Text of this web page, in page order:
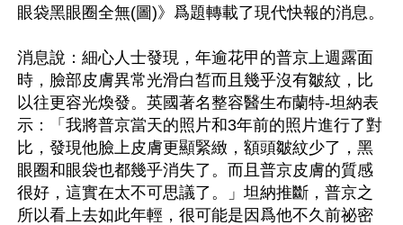
眼袋黑眼圈全無(圖)》爲題轉載了現代快報的消息。
消息說：細心人士發現，年逾花甲的普京上週露面
時，臉部皮膚異常光滑白皙而且幾乎沒有皺紋，比
以往更容光煥發。英國著名整容醫生布蘭特-坦納表
示：「我將普京當天的照片和3年前的照片進行了對
比，發現他臉上皮膚更顯緊緻，額頭皺紋少了，黑
眼圈和眼袋也都幾乎消失了。而且普京皮膚的質感
很好，這實在太不可思議了。」坦納推斷，普京之
所以看上去如此年輕，很可能是因爲他不久前祕密